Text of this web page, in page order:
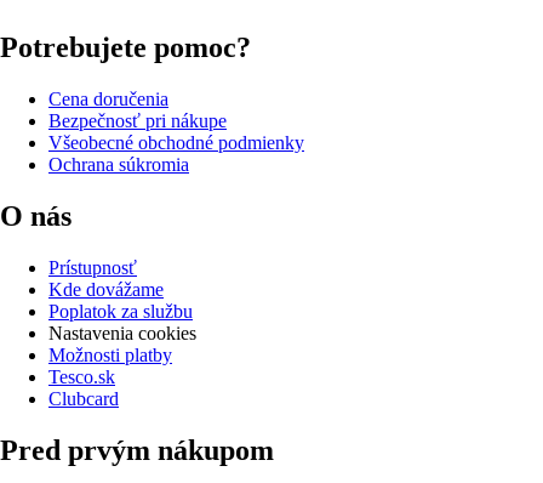
Potrebujete pomoc?
Cena doručenia
Bezpečnosť pri nákupe
Všeobecné obchodné podmienky
Ochrana súkromia
O nás
Prístupnosť
Kde dovážame
Poplatok za službu
Nastavenia cookies
Možnosti platby
Tesco.sk
Clubcard
Pred prvým nákupom